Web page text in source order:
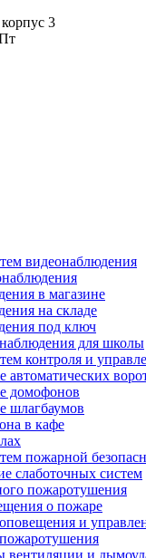
3
видеонаблюдения
в магазине
на складе
под ключ
для школы
контроля и
автоматических
домофонов
шлагбаумов
в кафе
пожарной
слаботочных систем
пожаротушения
о пожаре
и
вентиляции и